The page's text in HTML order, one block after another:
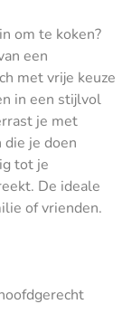
om te koken?
een
met vrije keuze
in een stijlvol
je met
die je doen
tot je
De ideale
of vrienden.